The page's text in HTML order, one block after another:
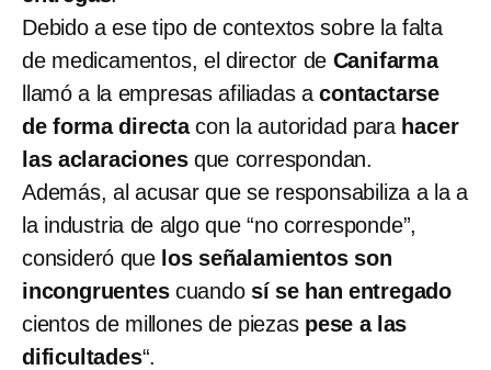
Debido a ese tipo de contextos sobre la falta
de medicamentos, el director de Canifarma
llamó a la empresas afiliadas acontactarse
de forma directacon la autoridad para hacer
las aclaracionesque correspondan.
Además, al acusar que se responsabiliza a la a
la industria de algo que “no corresponde”,
consideró que los señalamientos son
incongruentescuando sí se han entregado
cientos de millones de piezas pese a las
dificultades“.